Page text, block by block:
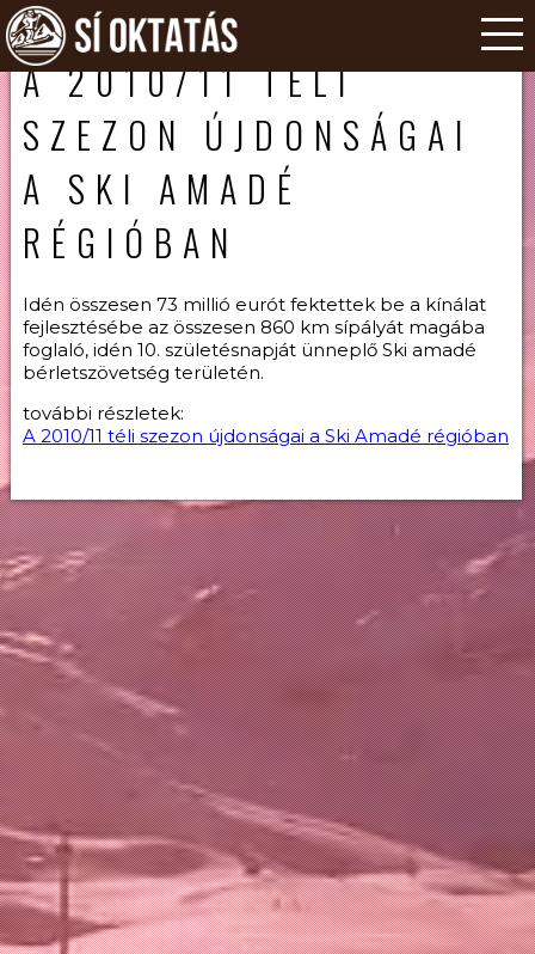
A 2010/11 TÉLI
SZEZON ÚJDONSÁGAI
A SKI AMADÉ
RÉGIÓBAN
Idén összesen 73 millió eurót fektettek be a kínálat
fejlesztésébe az összesen 860 km sípályát magába
foglaló, idén 10. születésnapját ünneplő Ski amadé
bérletszövetség területén.
további részletek:
A 2010/11 téli szezon újdonságai a Ski Amadé régióban